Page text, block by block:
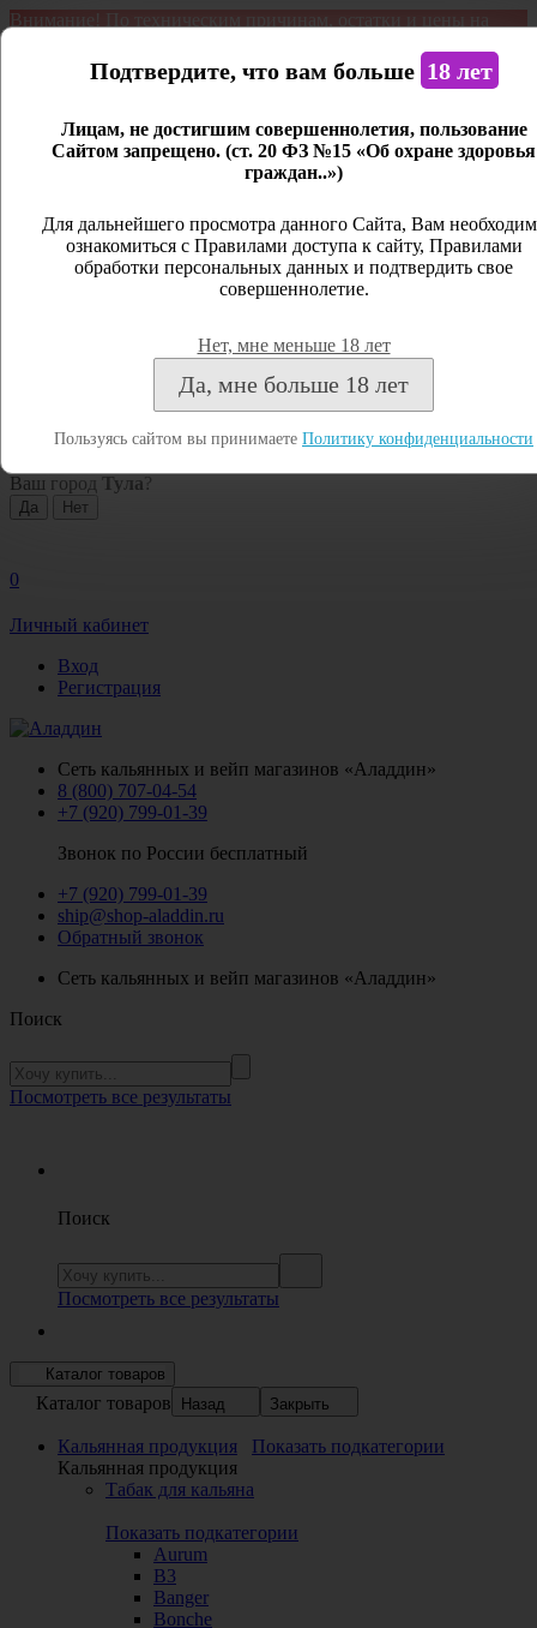
Внимание! По техническим причинам, остатки и цены на
является демонстрационным. Дистанционная продажа не
Открыть сайдбар
Личный кабинет
Закрыть
Посмотреть все результаты
Ваш город Тула ?
0
Личный кабинет
Вход
Регистрация
Сеть кальянных и вейп магазинов «Аладдин»
8 (800) 707-04-54
+7 (920) 799-01-39
Звонок по России бесплатный
+7 (920) 799-01-39
ship@shop-aladdin.ru
Обратный звонок
Сеть кальянных и вейп магазинов «Аладдин»
Поиск
Посмотреть все результаты
Поиск
Посмотреть все результаты
Каталог товаров
Каталог товаров Назад Закрыть
Кальянная продукция
Показать подкатегории
Кальянная продукция
Табак для кальяна
Показать подкатегории
Aurum
B3
Banger
Bonche
Подтвердите, что вам больше 18 лет
Лицам, не достигшим совершеннолетия, пользование
Сайтом запрещено. (ст. 20 ФЗ №15 «Об охране здоровья
граждан..»)
Для дальнейшего просмотра данного Сайта, Вам
ознакомиться с Правилами доступа к сайту, Правилами
обработки персональных данных и подтвердить свое
совершеннолетие.
Нет, мне меньше 18 лет
Да, мне больше 18 лет
Пользуясь сайтом вы принимаете Политику конфиденциальности